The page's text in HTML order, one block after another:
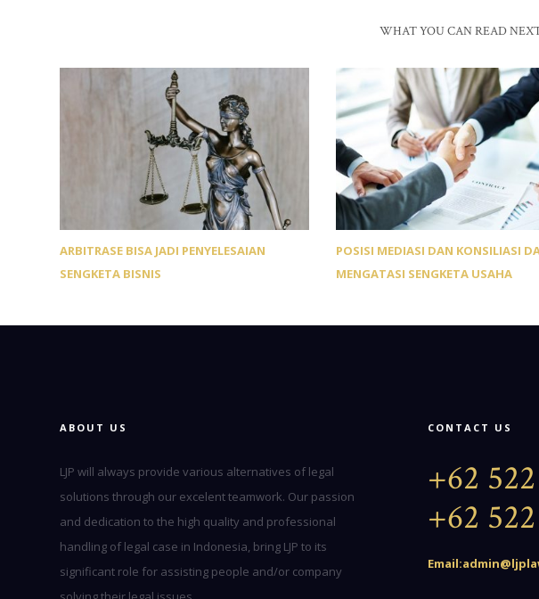
WHAT YOU CAN READ
ARBITRASE BISA JADI PENYELESAIAN
SENGKETA BISNIS
POSISI MEDIASI DAN KONSILIASI
MENGATASI SENGKETA USAHA
ABOUT US
LJP will always provide various alternatives of legal
solutions through our excelent teamwork. Our passion
and dedication to the high quality and professional
handling of legal case in Indonesia, bring LJP to its
significant role for assisting people and/or company
CONTACT US
+62
+62